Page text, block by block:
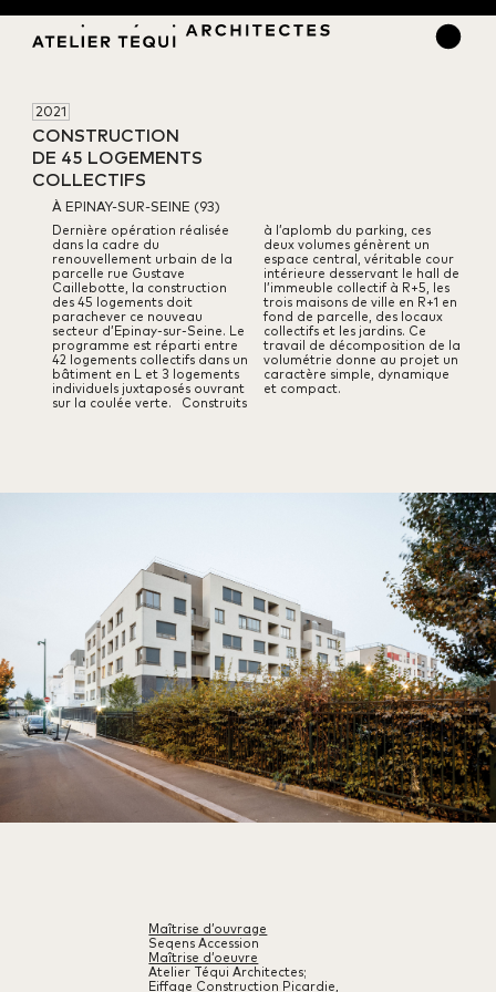
2021
CONSTRUCTION
DE 45 LOGEMENTS
COLLECTIFS
À EPINAY-SUR-SEINE (93)
Dernière opération réalisée
dans la cadre du
renouvellement urbain de la
parcelle rue Gustave
Caillebotte, la construction
des 45 logements doit
parachever ce nouveau
secteur d’Epinay-sur-Seine. Le
programme est réparti entre
42 logements collectifs dans un
bâtiment en L et 3 logements
individuels juxtaposés ouvrant
sur la coulée verte.
Construits
à l’aplomb du parking, ces
deux volumes génèrent un
espace central, véritable cour
intérieure desservant le hall de
l’immeuble collectif à R+5, les
trois maisons de ville en R+1 en
fond de parcelle, des locaux
collectifs et les jardins. Ce
travail de décomposition de la
volumétrie donne au projet un
caractère simple, dynamique
et compact.
Maîtrise d’ouvrage
Seqens Accession
Maîtrise d’oeuvre
Atelier Téqui Architectes;
Eiffage Construction Picardie,